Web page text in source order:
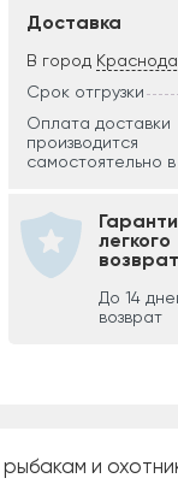
Доставка
В город
Срок отгрузки
Оплата доставки
производится
самостоятельно в
легкого
До 14
возврат
и